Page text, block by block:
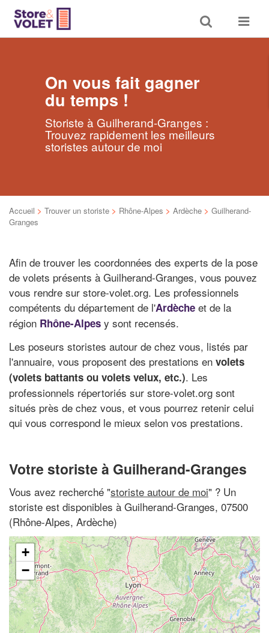
Toggle
search
Toggle
On vous fait gagner
du temps !
Storiste à Guilherand-Granges :
Trouvez rapidement les meilleurs
storistes autour de moi
Accueil > Trouver un storiste > Rhône-Alpes > Ardèche > Guilherand-
Granges
Afin de trouver les coordonnées des experts de la pose
de volets présents à Guilherand-Granges, vous pouvez
vous rendre sur store-volet.org. Les professionnels
compétents du département de l'Ardèche et de la
région Rhône-Alpes y sont recensés.
Les poseurs storistes autour de chez vous, listés par
l'annuaire, vous proposent des prestations en volets
(volets battants ou volets velux, etc.). Les
professionnels répertoriés sur store-volet.org sont
situés près de chez vous, et vous pourrez retenir celui
qui vous correspond le mieux selon vos prestations.
Votre storiste à Guilherand-Granges
Vous avez recherché "storiste autour de moi" ? Un
storiste est disponibles à Guilherand-Granges, 07500
(Rhône-Alpes, Ardèche)
+
−